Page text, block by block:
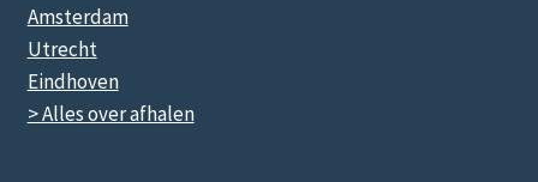
Amsterdam
Utrecht
Eindhoven
> Alles over afhalen